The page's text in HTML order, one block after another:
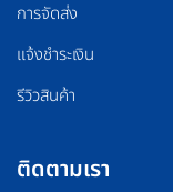
การจัดส่ง
แจ้งชำระเงิน
รีวิวสินค้า
ติดตามเรา